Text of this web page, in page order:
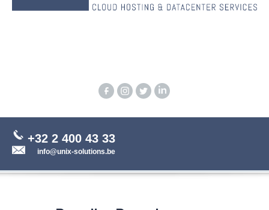
+32 2 400 43 33
info@unix-solutions.be